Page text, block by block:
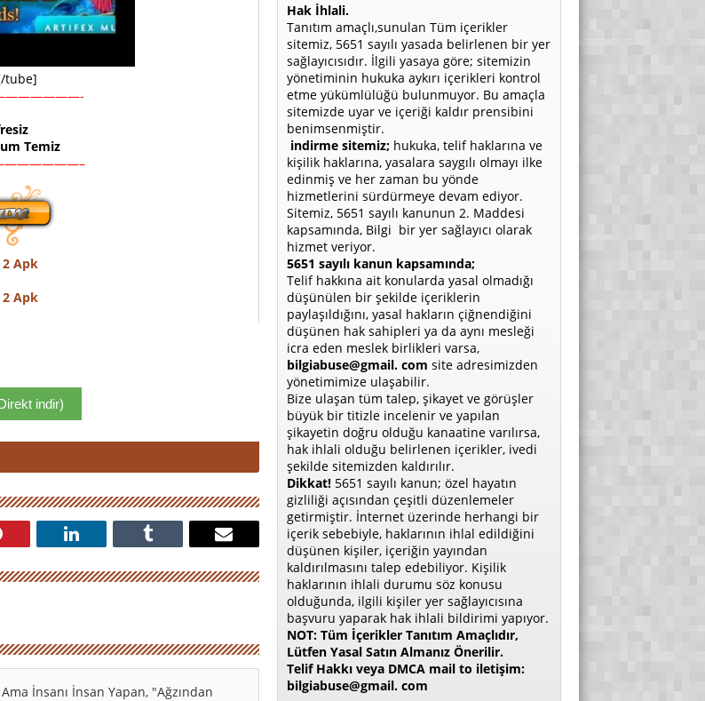
tube]
Temiz
Apk
Apk
indir)
İnsanı İnsan Yapan, "Ağzından
Hak İhlali.
Tanıtım amaçlı,sunulan Tüm içerikler
sitemiz, 5651 sayılı yasada belirlenen bir yer
sağlayıcısıdır. İlgili yasaya göre; sitemizin
yönetiminin hukuka aykırı içerikleri kontrol
etme yükümlülüğü bulunmuyor. Bu amaçla
sitemizde uyar ve içeriği kaldır prensibini
benimsenmiştir.
indirme sitemiz; hukuka, telif haklarına ve
kişilik haklarına, yasalara saygılı olmayı ilke
edinmiş ve her zaman bu yönde
hizmetlerini sürdürmeye devam ediyor.
Sitemiz, 5651 sayılı kanunun 2. Maddesi
kapsamında, Bilgi bir yer sağlayıcı olarak
hizmet veriyor.
5651 sayılı kanun kapsamında;
Telif hakkına ait konularda yasal olmadığı
düşünülen bir şekilde içeriklerin
paylaşıldığını, yasal hakların çiğnendiğini
düşünen hak sahipleri ya da aynı mesleği
icra eden meslek birlikleri varsa,
bilgiabuse@gmail. com site adresimizden
yönetimimize ulaşabilir.
Bize ulaşan tüm talep, şikayet ve görüşler
büyük bir titizle incelenir ve yapılan
şikayetin doğru olduğu kanaatine varılırsa,
hak ihlali olduğu belirlenen içerikler, ivedi
şekilde sitemizden kaldırılır.
Dikkat! 5651 sayılı kanun; özel hayatın
gizliliği açısından çeşitli düzenlemeler
getirmiştir. İnternet üzerinde herhangi bir
içerik sebebiyle, haklarının ihlal edildiğini
düşünen kişiler, içeriğin yayından
kaldırılmasını talep edebiliyor. Kişilik
haklarının ihlali durumu söz konusu
olduğunda, ilgili kişiler yer sağlayıcısına
başvuru yaparak hak ihlali bildirimi yapıyor.
NOT: Tüm İçerikler Tanıtım Amaçlıdır,
Lütfen Yasal Satın Almanız Önerilir.
Telif Hakkı veya DMCA mail to iletişim:
bilgiabuse@gmail. com